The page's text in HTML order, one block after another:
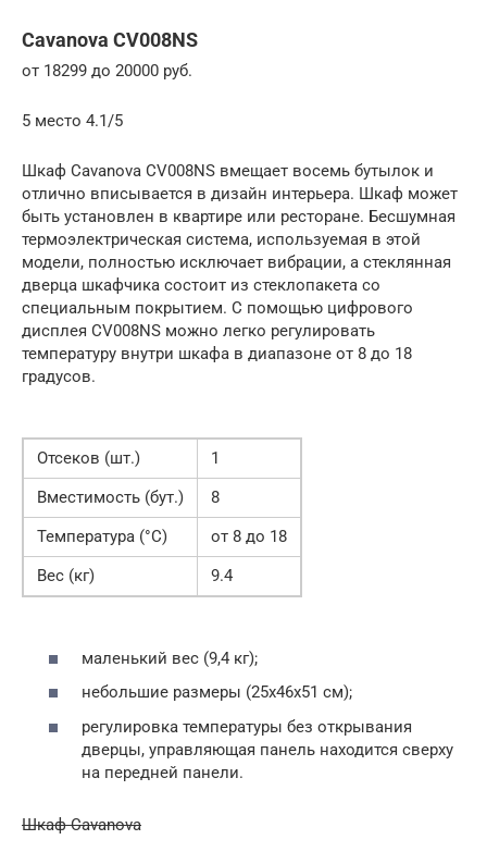
Cavanova CV008NS
от 18299 до 20000 руб.
5 место 4.1/5
Шкаф Cavanova CV008NS вмещает восемь бутылок и
отлично вписывается в дизайн интерьера. Шкаф может
быть установлен в квартире или ресторане. Бесшумная
термоэлектрическая система, используемая в этой
модели, полностью исключает вибрации, а стеклянная
дверца шкафчика состоит из стеклопакета со
специальным покрытием. С помощью цифрового
дисплея CV008NS можно легко регулировать
температуру внутри шкафа в диапазоне от 8 до 18
градусов.
Отсеков (шт.)
1
Вместимость (бут.)
8
Температура (°С)
от 8 до 18
Вес (кг)
9.4
маленький вес (9,4 кг);
небольшие размеры (25х46х51 см);
регулировка температуры без открывания
дверцы, управляющая панель находится сверху
на передней панели.
Шкаф Cavanova